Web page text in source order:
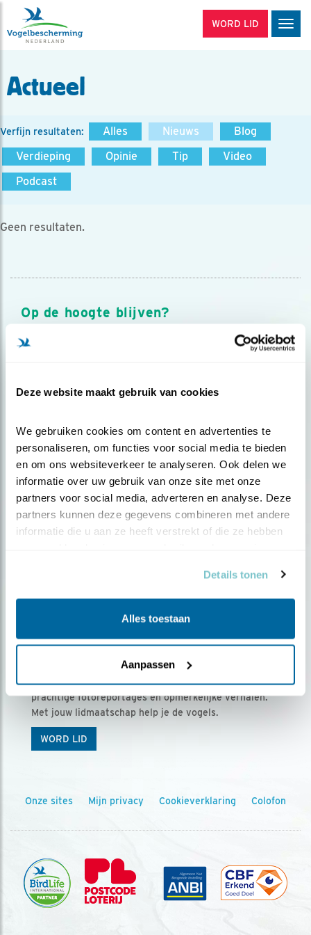
Deze website maakt gebruik van cookies
We gebruiken cookies om content en advertenties te
personaliseren, om functies voor social media te bieden
en om ons websiteverkeer te analyseren. Ook delen we
informatie over uw gebruik van onze site met onze
partners voor social media, adverteren en analyse. Deze
partners kunnen deze gegevens combineren met andere
informatie die u aan ze heeft verstrekt of die ze hebben
Details tonen
Alles toestaan
Aanpassen
WORD LID
Actueel
Verfijn resultaten: Alles Nieuws
Blog
Verdieping
Opinie Tip
Video
Podcast
Geen resultaten.
Op de hoogte blijven?
Meld je aan en ontvang nieuws, inspiratie, acties en tips
over vogels en activiteiten van Vogelbescherming.
Ontvang 5 x Vogels voor € 36,00 per jaar
Vogels is het tijdschrift voor onze leden, met
prachtige fotoreportages en opmerkelijke verhalen.
Met jouw lidmaatschap help je de vogels.
WORD LID
Onze sites Mijn privacy Cookieverklaring Colofon